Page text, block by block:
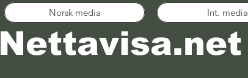
Norsk media Int. media
Nettavisa.net